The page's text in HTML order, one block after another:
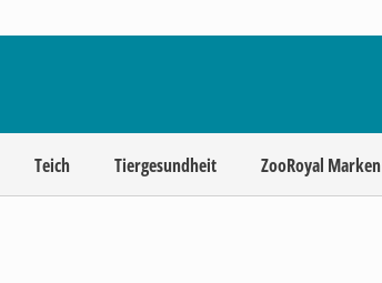
Teich Tiergesundheit ZooRoyal Marken